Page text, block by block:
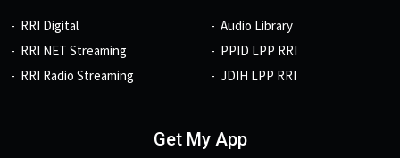
RRI Digital
RRI NET Streaming
RRI Radio Streaming
Audio Library
PPID LPP RRI
JDIH LPP RRI
Get My App